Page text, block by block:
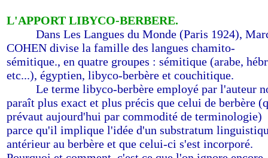
L'APPORT LIBYCO-BERBERE.
Dans Les Langues du Monde (Paris 1924),
COHEN divise la famille des langues chamito-
sémitique., en quatre groupes : sémitique (arabe,
etc...), égyptien, libyco-berbère et couchitique.
Le terme libyco-berbère employé par l'auteur
paraît plus exact et plus précis que celui de berbère
prévaut aujourd'hui par commodité de terminologie)
parce qu'il implique l'idée d'un substratum
antérieur au berbère et que celui-ci s'est incorporé.